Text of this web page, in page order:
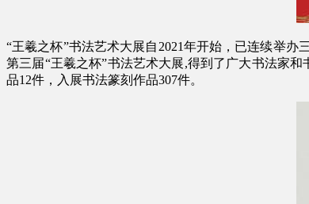
“王羲之杯”书法艺术大展自2021年开始，已连续举
第三届“王羲之杯”书法艺术大展,得到了广大书法家
品12件，入展书法篆刻作品307件。